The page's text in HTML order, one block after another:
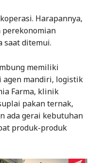
Harapannya,
perekonomian
saat ditemui.
memiliki
agen mandiri, logistik
Farma, klinik
pakan ternak,
ada gerai kebutuhan
produk-produk